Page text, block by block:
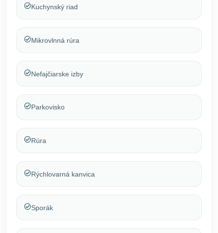
Kuchynský riad
Mikrovlnná rúra
Nefajčiarske izby
Parkovisko
Rúra
Rýchlovarná kanvica
Sporák